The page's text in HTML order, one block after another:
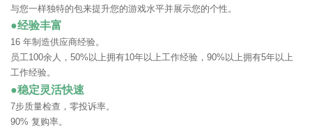
与您一样独特的包来提升您的游戏水平并展示您的个性。
●经验丰富
16 年制造供应商经验。
员工100余人，50%以上拥有10年以上工作经验，90%以上拥有5年以上
工作经验。
●稳定灵活快速
7步质量检查，零投诉率。
90% 复购率。